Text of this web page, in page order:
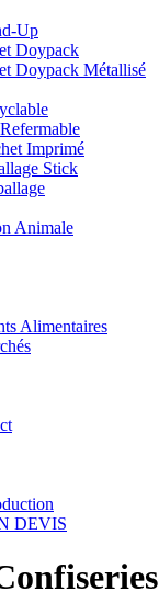
Up
Doypack
Doypack Métallisé
Imprimé
Stick
Animale
Alimentaires
DEVIS